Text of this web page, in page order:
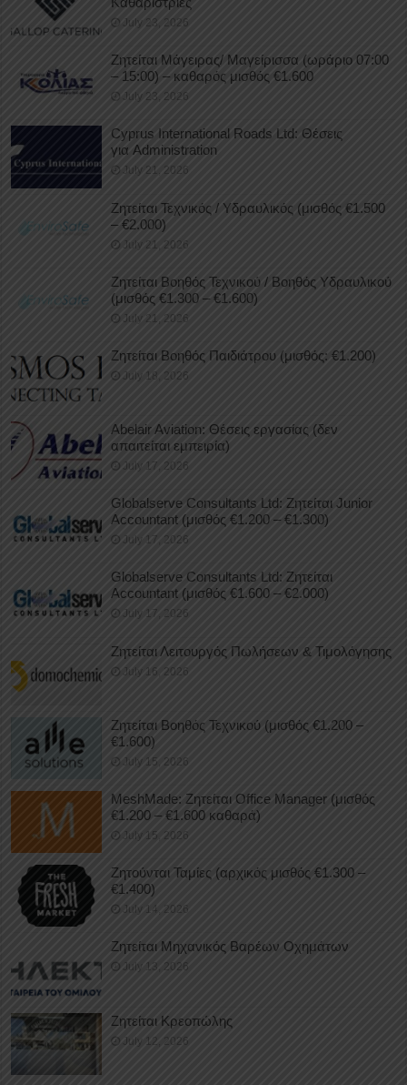
July 23, 2026
Ζητείται Μάγειρας/ Μαγείρισσα (ωράριο 07:00
– 15:00) – καθαρός μισθός €1.600
July 23, 2026
Cyprus International Roads Ltd: Θέσεις
για Administration
July 21, 2026
Ζητείται Τεχνικός / Υδραυλικός (μισθός €1.500
– €2.000)
July 21, 2026
Ζητείται Βοηθός Τεχνικού / Βοηθός Υδραυλικού
(μισθός €1.300 – €1.600)
July 21, 2026
Ζητείται Βοηθός Παιδιάτρου (μισθός: €1.200)
July 18, 2026
Abelair Aviation: Θέσεις εργασίας (δεν
απαιτείται εμπειρία)
July 17, 2026
Globalserve Consultants Ltd: Ζητείται Junior
Accountant (μισθός €1.200 – €1.300)
July 17, 2026
Globalserve Consultants Ltd: Ζητείται
Accountant (μισθός €1.600 – €2.000)
July 17, 2026
Ζητείται Λειτουργός Πωλήσεων & Τιμολόγησης
July 16, 2026
Ζητείται Βοηθός Τεχνικού (μισθός €1.200 –
€1.600)
July 15, 2026
MeshMade: Ζητείται Office Manager (μισθός
€1.200 – €1.600 καθαρά)
July 15, 2026
Ζητούνται Ταμίες (αρχικός μισθός €1.300 –
€1.400)
July 14, 2026
Ζητείται Μηχανικός Βαρέων Οχημάτων
July 13, 2026
Ζητείται Κρεοπώλης
July 12, 2026